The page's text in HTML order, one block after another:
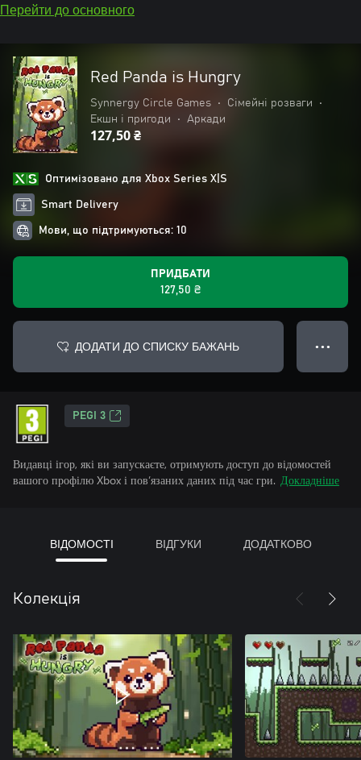
Перейти до основного
Red Panda is Hungry
Synnergy Circle Games • Сімейні розваги
•
Екшн і пригоди
• Аркади
127,50 ₴
Оптимізовано для Xbox Series X|S
Smart Delivery
Мови, що підтримуються: 10
ПРИДБАТИ
127,50 ₴
ДОДАТИ ДО СПИСКУ БАЖАНЬ ● ● ●
PEGI 3
Видавці ігор, які ви запускаєте, отримують доступ до відомостей
вашого профілю Xbox і пов’язаних даних під час гри. Докладніше
ВІДОМОСТІ ВІДГУКИ ДОДАТКОВО
Колекція